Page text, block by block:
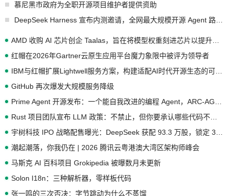
慕尼黑市政府为全职开源项目维护者提供资助
红帽在2026年Gartner云原生应用平台魔力象限中被评为领导者
GitHub 再次爆发大规模服务降级
潮起潮落，你我仍在 | 2026 腾讯云粤港澳大湾区架构师峰会
马斯克 AI 百科项目 Grokipedia 被曝数月未更新
Solon I18n：三种解析器，零样板代码
张一鸣的三次否决：字节跳动为什么不蒸馏